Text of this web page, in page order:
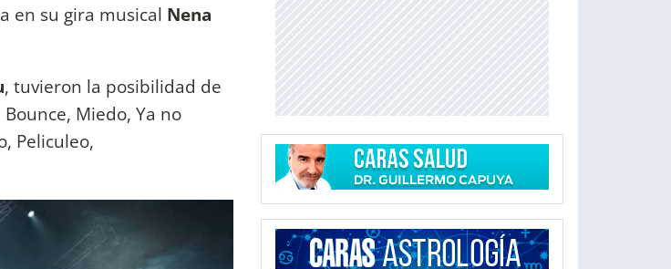
en su gira musical Nena
, tuvieron la posibilidad de
Miedo, Ya no
Peliculeo,